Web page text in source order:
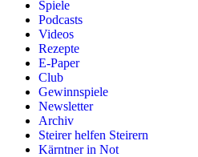
Spiele
Podcasts
Videos
Rezepte
E-Paper
Club
Gewinnspiele
Newsletter
Archiv
Steirer helfen Steirern
Kärntner in Not